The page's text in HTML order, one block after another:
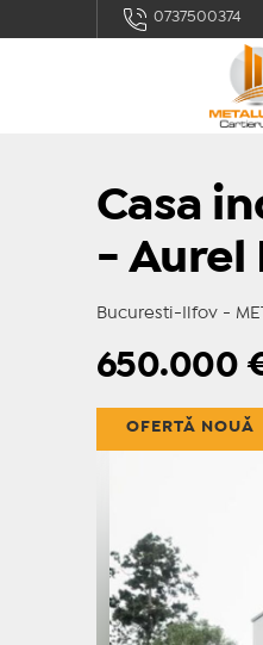
0737500374
Casa
- Aurel
Bucuresti-Ilfov -
650.000
OFERTĂ NOUĂ